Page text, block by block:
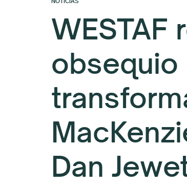
WESTAF
obsequio
Dan